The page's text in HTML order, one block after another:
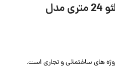
کاربرد پمپ فاضلاب شناور لئو 24 متری مدل
های ساختمانی و تجاری است.